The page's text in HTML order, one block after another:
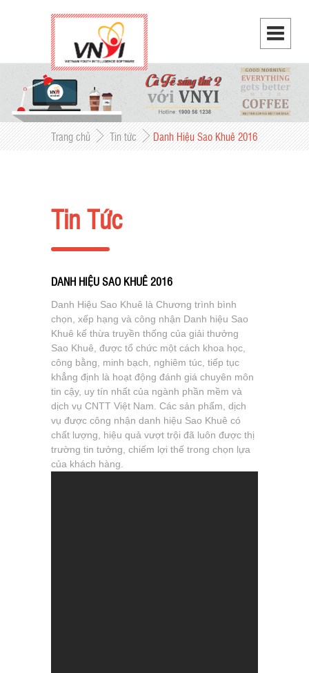
Trang chủ Tin tức Danh Hiệu Sao Khuê 2016
Tin Tức
DANH HIỆU SAO KHUÊ 2016
Danh Hiệu Sao Khuê là Chương trình bình
chọn, xếp hạng và công nhận Danh hiệu Sao
Khuê kế thừa truyền thống của giải thưởng
Sao Khuê, được tổ chức một cách khoa học,
công bằng, minh bạch, nghiêm túc, tiếp tục
khẳng định là hoạt động đánh giá chuyên môn
tin cậy, uy tín nhất của ngành phần mềm và
dịch vụ CNTT Việt Nam. Các sản phẩm, dịch
vụ được công nhận danh hiệu Sao Khuê có
chất lượng, hiệu quả vượt trội đã luôn được thị
trường tin tưởng, chiếm lợi thế trong chọn lựa
của khách hàng.